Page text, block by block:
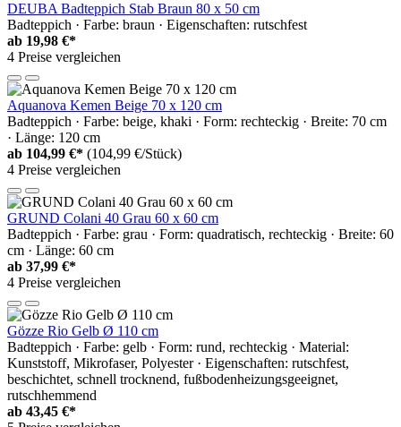
DEUBA Badteppich Stab Braun 80 x 50 cm
Badteppich · Farbe: braun · Eigenschaften: rutschfest
ab 19,98 €*
4 Preise vergleichen
Aquanova Kemen Beige 70 x 120 cm
Badteppich · Farbe: beige, khaki · Form: rechteckig · Breite: 70 cm
· Länge: 120 cm
ab 104,99 €* (104,99 €/Stück)
4 Preise vergleichen
GRUND Colani 40 Grau 60 x 60 cm
Badteppich · Farbe: grau · Form: quadratisch, rechteckig · Breite: 60
cm · Länge: 60 cm
ab 37,99 €*
4 Preise vergleichen
Gözze Rio Gelb Ø 110 cm
Badteppich · Farbe: gelb · Form: rund, rechteckig · Material:
Kunststoff, Mikrofaser, Polyester · Eigenschaften: rutschfest,
beschichtet, schnell trocknend, fußbodenheizungsgeeignet,
rutschhemmend
ab 43,45 €*